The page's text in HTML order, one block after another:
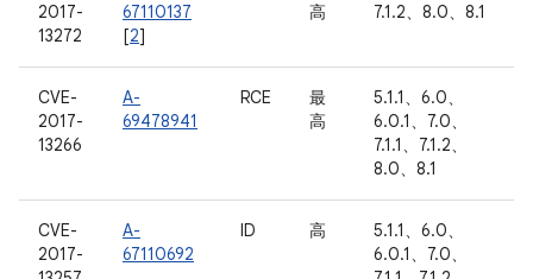
2017-
13272
67110137
[2]
高
7.1.2、8.0、8.1
CVE-
2017-
13266
A-
69478941
RCE
最
高
5.1.1、6.0、
6.0.1、7.0、
7.1.1、7.1.2、
8.0、8.1
CVE-
2017-
A-
67110692
ID 高
5.1.1、6.0、
6.0.1、7.0、